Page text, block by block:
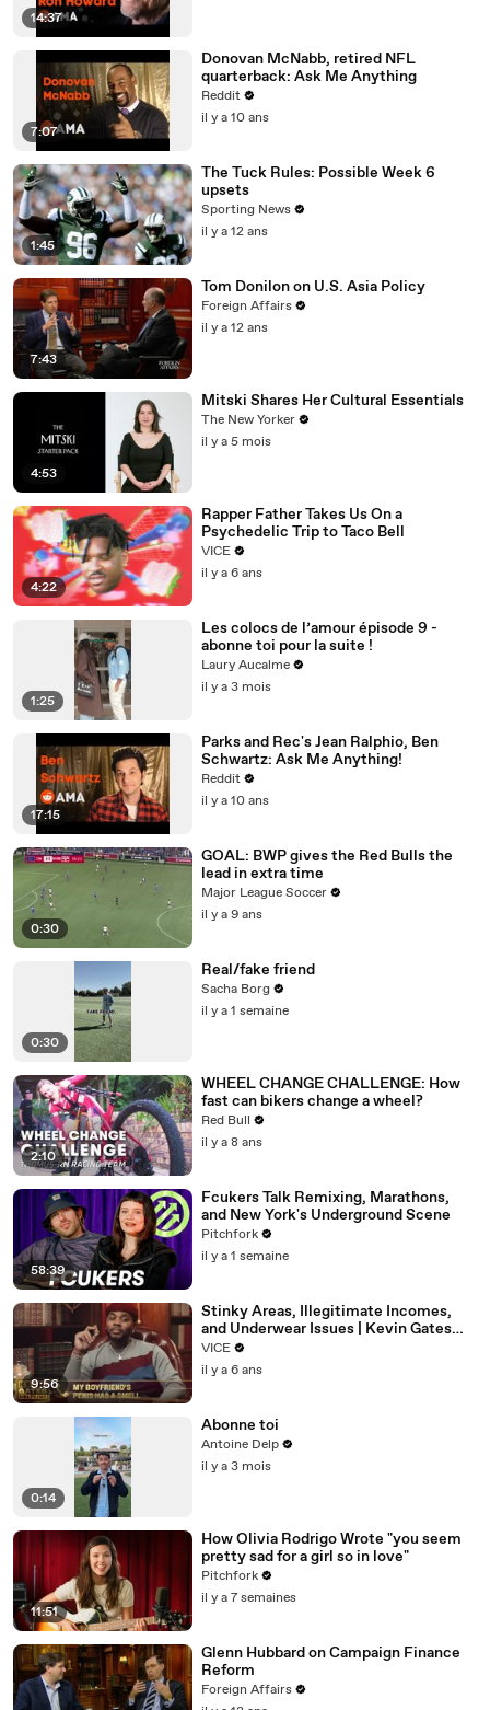
14:37
7:07
Donovan McNabb, retired NFL
quarterback: Ask Me Anything
Reddit
il y a 10 ans
1:45
The Tuck Rules: Possible Week 6
upsets
Sporting News
il y a 12 ans
7:43
Tom Donilon on U.S. Asia Policy
Foreign Affairs
il y a 12 ans
4:53
Mitski Shares Her Cultural Essentials
The New Yorker
il y a 5 mois
4:22
Rapper Father Takes Us On a
Psychedelic Trip to Taco Bell
VICE
il y a 6 ans
1:25
Les colocs de l’amour épisode 9 -
abonne toi pour la suite !
Laury Aucalme
il y a 3 mois
17:15
Parks and Rec's Jean Ralphio, Ben
Schwartz: Ask Me Anything!
Reddit
il y a 10 ans
0:30
GOAL: BWP gives the Red Bulls the
lead in extra time
Major League Soccer
il y a 9 ans
0:30
Real/fake friend
Sacha Borg
il y a 1 semaine
2:10
WHEEL CHANGE CHALLENGE: How
fast can bikers change a wheel?
Red Bull
il y a 8 ans
58:39
Fcukers Talk Remixing, Marathons,
and New York's Underground Scene
Pitchfork
il y a 1 semaine
9:56
Stinky Areas, Illegitimate Incomes,
and Underwear Issues | Kevin Gates
Helpline
VICE
il y a 6 ans
0:14
Abonne toi
Antoine Delp
il y a 3 mois
11:51
How Olivia Rodrigo Wrote "you seem
pretty sad for a girl so in love"
Pitchfork
il y a 7 semaines
Glenn Hubbard on Campaign Finance
Reform
Foreign Affairs